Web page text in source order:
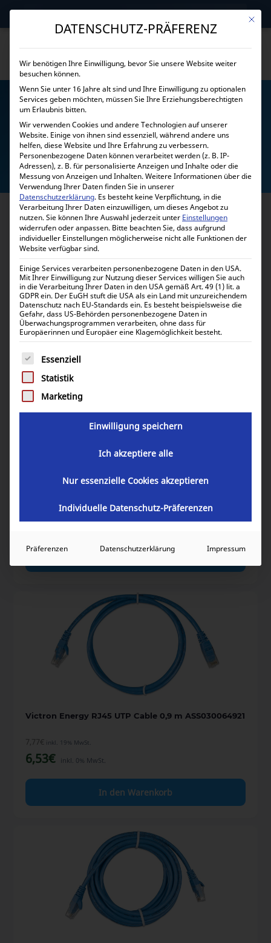
→
KABEL
Ergebnisse 49 – 72 von 87 werden angezeigt
Standardsortierung
Victron Orion-Tr Isolated DC-DC Charger remote
cable ASS070300100
inkl. 19% MwSt.
14,55€
Victron Energy RJ45 UTP Cable 0,9 m ASS030064921
7,77€ inkl. 19% MwSt.
6,53€ inkl. 0% MwSt.
In den Warenkorb
Mit
DATENSCHUTZ-PRÄFERENZ
Wir benötigen Ihre Einwilligung, bevor Sie unsere Website weiter
besuchen können.
Wenn Sie unter 16 Jahre alt sind und Ihre Einwilligung zu optionalen
Services geben möchten, müssen Sie Ihre Erziehungsberechtigten
um Erlaubnis bitten.
Wir verwenden Cookies und andere Technologien auf unserer
Website. Einige von ihnen sind essenziell, während andere uns
helfen, diese Website und Ihre Erfahrung zu verbessern.
Personenbezogene Daten können verarbeitet werden (z. B. IP-
Adressen), z. B. für personalisierte Anzeigen und Inhalte oder die
Messung von Anzeigen und Inhalten.Weitere Informationen über die
Verwendung Ihrer Daten finden Sie in unserer
Datenschutzerklärung. Es besteht keine Verpflichtung, in die
Verarbeitung Ihrer Daten einzuwilligen, um dieses Angebot zu
nutzen.Sie können Ihre Auswahl jederzeit unter Einstellungen
widerrufen oder anpassen. Bitte beachten Sie, dass aufgrund
individueller Einstellungen möglicherweise nicht alle Funktionen der
Website verfügbar sind.
Einige Services verarbeiten personenbezogene Daten in den USA.
Mit Ihrer Einwilligung zur Nutzung dieser Services willigen Sie auch
in die Verarbeitung Ihrer Daten in den USA gemäß Art. 49 (1) lit. a
GDPR ein. Der EuGH stuft die USA als ein Land mit unzureichendem
Datenschutz nach EU-Standards ein. Es besteht beispielsweise die
Gefahr, dass US-Behörden personenbezogene Daten in
Überwachungsprogrammen verarbeiten, ohne dass für
Europäerinnen und Europäer eine Klagemöglichkeit besteht.
Es folgt eine Liste der Service-Gruppen, für die eine
Essenziell
Statistik
Marketing
Einwilligung speichern
Ich akzeptiere alle
Nur essenzielle Cookies akzeptieren
Individuelle Datenschutz-Präferenzen
Präferenzen Datenschutzerklärung Impressum